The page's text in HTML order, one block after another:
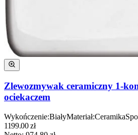
Zlewozmywak ceramiczny 1-
ociekaczem
Wykończenie:BiałyMateriał:Ceramika
1199.00zł